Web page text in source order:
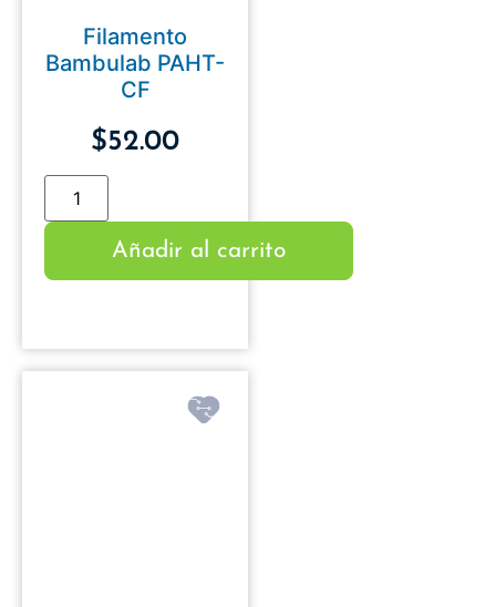
Filamento
Bambulab PAHT-
CF
$52.00
Añadir al carrito